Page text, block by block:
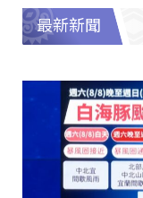
最新新聞